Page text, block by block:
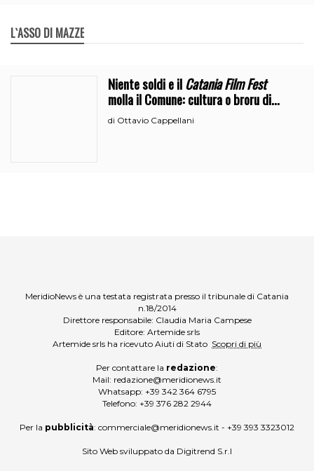
L`ASSO DI MAZZE
Niente soldi e ilCatania Film Fest
molla il Comune: cultura o broru di
ciciri?
di Ottavio Cappellani
MeridioNews è una testata registrata presso il tribunale di Catania
n.18/2014
Direttore responsabile: Claudia Maria Campese
Editore: Artemide srls
Artemide srls ha ricevuto Aiuti di Stato Scopri di più
Per contattare la redazione:
Mail: redazione@meridionews.it
Whatsapp: +39 342 364 6795
Telefono: +39 376 282 2944
Per la pubblicità: commerciale@meridionews.it - +39 393 3323012
Sito Web sviluppato da Digitrend S.r.l